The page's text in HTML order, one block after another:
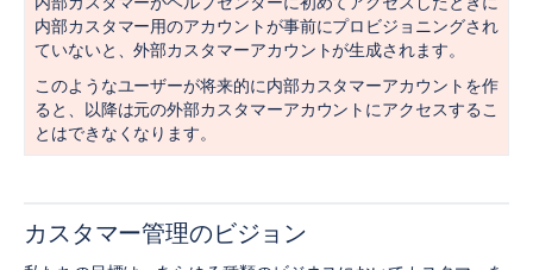
内部カスタマー用のアカウントが事前にプロビジョニングされ
ていないと、外部カスタマーアカウントが生成されます。
このようなユーザーが将来的に内部カスタマーアカウントを作
ると、以降は元の外部カスタマーアカウントにアクセスするこ
とはできなくなります。
カスタマー管理のビジョン